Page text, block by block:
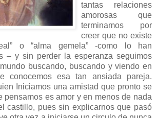
tantas relaciones
amorosas que
terminamos por
creer que no existe
o “alma gemela” -como lo han
– y sin perder la esperanza seguimos
buscando, buscando y viendo en
conocemos esa tan ansiada pareja.
Iniciamos una amistad que pronto se
pensamos es amor y en menos de nada
castillo, pues sin explicarnos que pasó